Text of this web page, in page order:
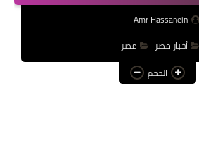
عالم المرأة
فن وثقافة
Amr Hassanein
أخبار مصر
مصر
الحجم